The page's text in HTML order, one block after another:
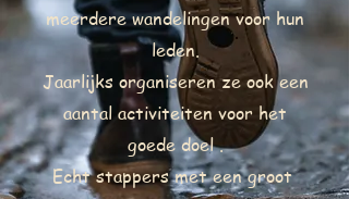
meerdere wandelingen voor hun
leden.
Jaarlijks organiseren ze ook een
aantal activiteiten voor het
goede doel .
Echt stappers met een groot